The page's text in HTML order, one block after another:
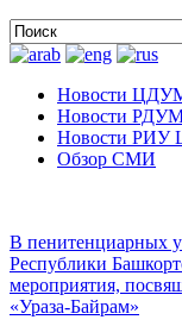
Новости
Новости
Новости РИУ
Обзор СМИ
В пенитенциарных
Республики
мероприятия,
«Ураза-Байрам»